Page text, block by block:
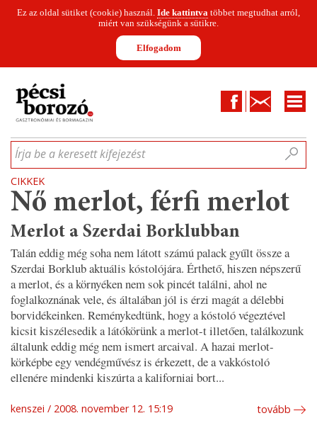
Ez az oldal sütiket (cookie) használ. Ide kattintva többet megtudhat arról,
miért van szükségünk a sütikre.
Elfogadom
FacebookKapcsolat
CIKKEKHÍREKINFOGRAFIKÁKMUNKATÁRSAKWINESOFA
Írja be a keresett kifejezést
CIKKEK
Nő merlot, férfi merlot
Merlot a Szerdai Borklubban
Talán eddig még soha nem látott számú palack gyűlt össze a
Szerdai Borklub aktuális kóstolójára. Érthető, hiszen népszerű
a merlot, és a környéken nem sok pincét találni, ahol ne
foglalkoznának vele, és általában jól is érzi magát a délebbi
borvidékeinken. Reménykedtünk, hogy a kóstoló végeztével
kicsit kiszélesedik a látókörünk a merlot-t illetően, találkozunk
általunk eddig még nem ismert arcaival. A hazai merlot-
körképbe egy vendégművész is érkezett, de a vakkóstoló
ellenére mindenki kiszúrta a kaliforniai bort...
kenszei 2008. november 12. 15:19 tovább